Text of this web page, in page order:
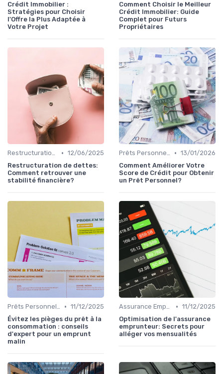
Crédit Immobilier :
Stratégies pour Choisir
l'Offre la Plus Adaptée à
Votre Projet
Comment Choisir le Meilleur
Crédit Immobilier: Guide
Complet pour Futurs
Propriétaires
Restructuration de Dettes • 12/06/2025
Restructuration de dettes:
Comment retrouver une
stabilité financière?
Prêts Personnels et Consommation • 13/01/2026
Comment Améliorer Votre
Score de Crédit pour Obtenir
un Prêt Personnel?
Prêts Personnels et Consommation • 11/12/2025
Évitez les pièges du prêt à la
consommation : conseils
d'expert pour un emprunt
malin
Assurance Emprunteur • 11/12/2025
Optimisation de l'assurance
emprunteur: Secrets pour
alléger vos mensualités